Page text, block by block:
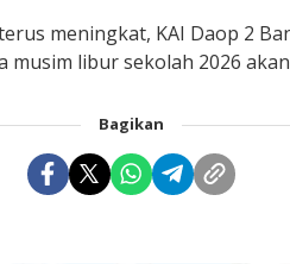
meningkat, KAI Daop 2
musim libur sekolah 2026
Bagikan